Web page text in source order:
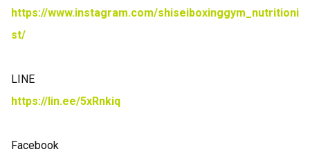
https://www.instagram.com/shiseiboxinggym_nutritioni
st/
LINE
https://lin.ee/5xRnkiq
Facebook